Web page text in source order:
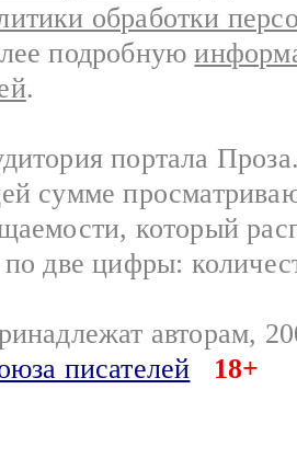
обработки
подробную
.
портала
сумме
который
две цифры:
авторам,
писателей
18+